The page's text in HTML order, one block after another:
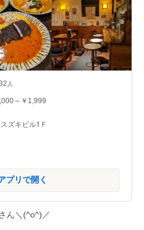
人
～￥1,999
ズキビル1Ｆ
プリで開く
ん＼(^o^)／